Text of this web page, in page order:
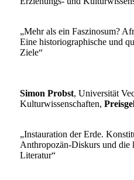
„Mehr als ein Faszinosum?
Eine historiographische und
Ziele“
Simon Probst, Universität
Kulturwissenschaften,
„Instauration der Erde.
Anthropozän-Diskurs und die
Literatur“